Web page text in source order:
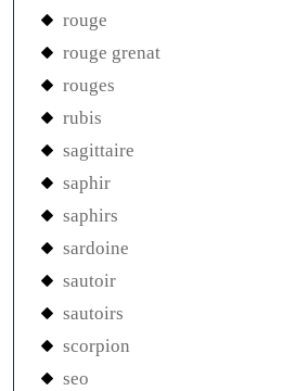
rouge
rouge grenat
rouges
rubis
sagittaire
saphir
saphirs
sardoine
sautoir
sautoirs
scorpion
seo